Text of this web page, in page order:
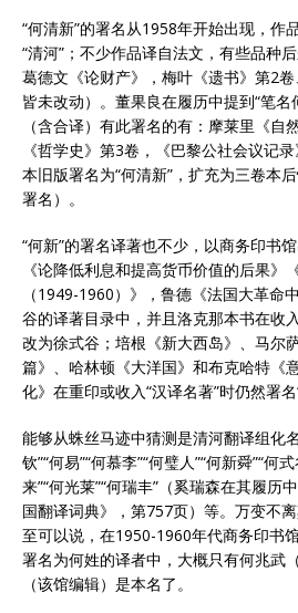
“何清新”的署名从1958年开始出现，作
“清河”；不少作品译自法文，有些品种
葛德文《论财产》，梅叶《遗书》第2
皆未改动）。董果良在履历中提到“笔
（含合译）有此署名的有：摩莱里《自
《哲学史》第3卷，《巴黎公社会议记
本旧版署名为“何清新”，扩充为三卷本
署名）。
“何新”的署名译著也不少，以商务印书
《论降低利息和提高货币价值的后果》
（1949-1960）》，鲁德《法国大革命
谷的译著目录中，并且洛克那本书在收
改为徐式谷；培根《新大西岛》、马尔
篇》、哈林顿《大洋国》和布克哈特《
化》在重印或收入“汉译名著”时仍然署名“
能够从蛛丝马迹中猜测是清河翻译组化
钦”“何易”“何慕李”“何璧人”“何新舜”“何
来”“何光莱”“何瑞丰”（奚瑞森在其履历
国翻译词典》，第757页）等。万变不
至可以说，在1950-1960年代商务印书
署名为何姓的译者中，大概只有何兆武
（该馆编辑）是本名了。